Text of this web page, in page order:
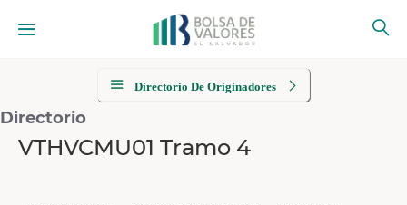
Directorio De Originadores
Directorio
VTHVCMU01 Tramo 4